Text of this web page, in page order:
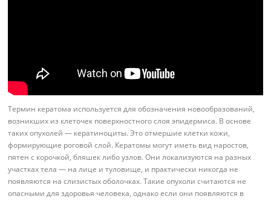
Термин кератома используется для обозначения новообразований,
возникших из клеточек поверхностного слоя эпидермиса. В основе
таких опухолей — кератиноциты. Это отмершие клетки кожи,
формирующие роговой слой. Кератомы могут иметь вид наростов,
пятен с корочкой, бляшек либо узлов. Они локализуются на разных
участках тела — на лице и туловище, и практически никогда не
появляются на слизистых оболочках. Такие опухоли считаются не
опасными для здоровья человека, однако если они появляются в